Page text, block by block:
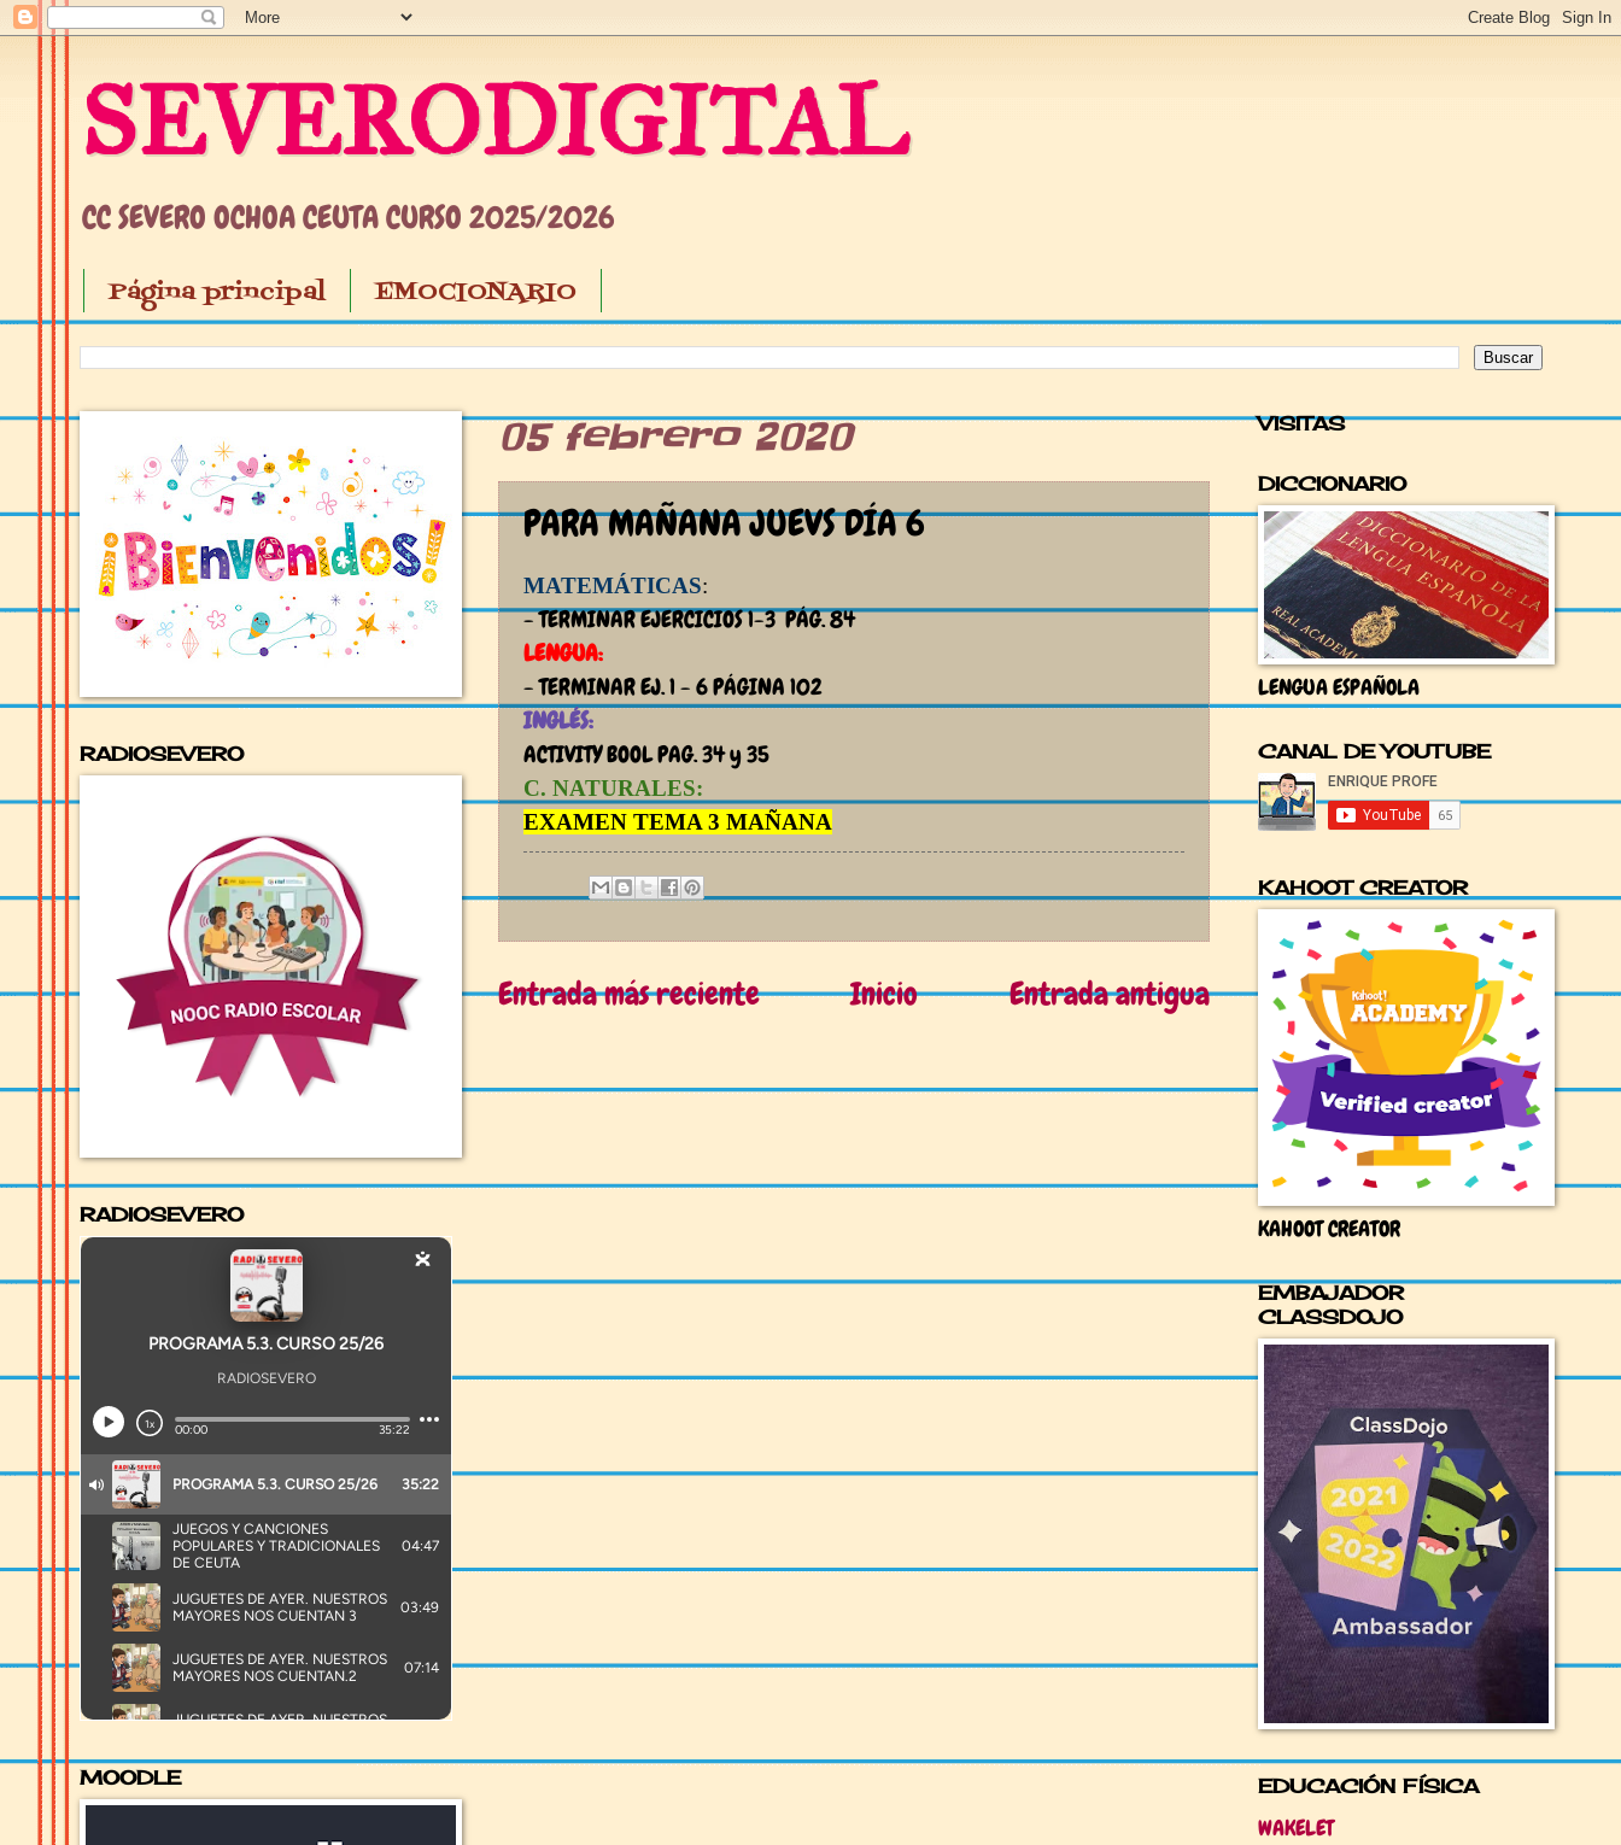
SEVERODIGITAL
CC SEVERO OCHOA CEUTA CURSO 2025/2026
Página principal EMOCIONARIO
05 febrero 2020
PARA MAÑANA JUEVS DÍA 6
MATEMÁTICAS:
- TERMINAR EJERCICIOS 1-3 PÁG. 84
LENGUA:
- TERMINAR EJ. 1 - 6 PÁGINA 102
INGLÉS:
ACTIVITY BOOL PAG. 34 y 35
C. NATURALES:
EXAMEN TEMA 3 MAÑANA
Entrada más reciente Entrada antigua
Inicio
RADIOSEVERO
RADIOSEVERO
MOODLE
VISITAS
DICCIONARIO
LENGUA ESPAÑOLA
CANAL DE YOUTUBE
KAHOOT CREATOR
KAHOOT CREATOR
EMBAJADOR
CLASSDOJO
EDUCACIÓN FÍSICA
WAKELET